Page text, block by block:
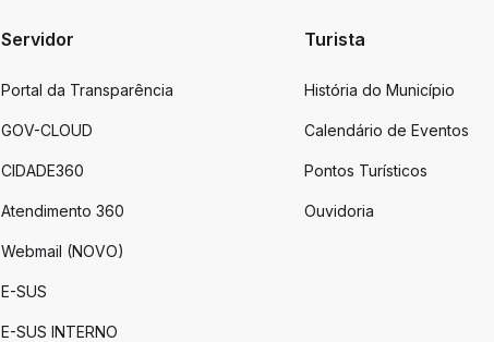
Servidor
Portal da Transparência
GOV-CLOUD
CIDADE360
Atendimento 360
Webmail (NOVO)
E-SUS
E-SUS INTERNO
Turista
História do Município
Calendário de Eventos
Pontos Turísticos
Ouvidoria